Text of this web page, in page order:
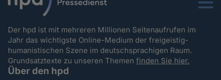
Menu
Der hpd ist mit mehreren Millionen Seitenaufrufen im
Jahr das wichtigste Online-Medium der freigeistig-
humanistischen Szene im deutschsprachigen Raum.
Grundsatztexte zu unseren Themenfinden Sie hier.
Über den hpd